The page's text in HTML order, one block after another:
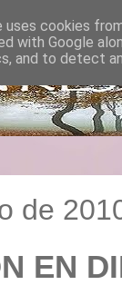
de
EN
uses cookies
with Google
and to detect